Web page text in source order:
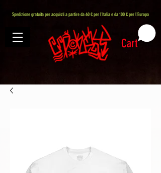
Spedizione gratuita per acquisti a partire da 60 € per l'Italia e da 100 € per l'Europa
Cart